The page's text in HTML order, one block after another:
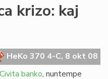
krizo: kaj
HeKo 370 4-C, 8 okt 08
banko, nuntempe